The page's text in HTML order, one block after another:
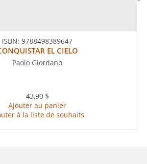
ISBN: 9788498389647
EL CIELO
Paolo Giordano
43,90 $
Ajouter au panier
à la liste de souhaits